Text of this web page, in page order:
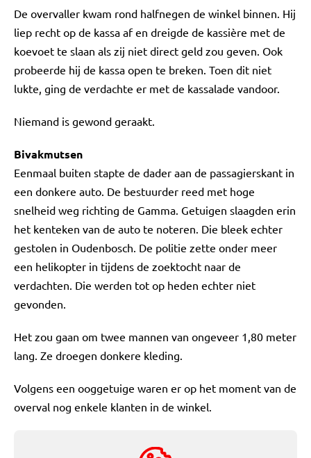
De overvaller kwam rond halfnegen de winkel binnen. Hij
liep recht op de kassa af en dreigde de kassière met de
koevoet te slaan als zij niet direct geld zou geven. Ook
probeerde hij de kassa open te breken. Toen dit niet
lukte, ging de verdachte er met de kassalade vandoor.
Niemand is gewond geraakt.
Bivakmutsen
Eenmaal buiten stapte de dader aan de passagierskant in
een donkere auto. De bestuurder reed met hoge
snelheid weg richting de Gamma. Getuigen slaagden erin
het kenteken van de auto te noteren. Die bleek echter
gestolen in Oudenbosch. De politie zette onder meer
een helikopter in tijdens de zoektocht naar de
verdachten. Die werden tot op heden echter niet
gevonden.
Het zou gaan om twee mannen van ongeveer 1,80 meter
lang. Ze droegen donkere kleding.
Volgens een ooggetuige waren er op het moment van de
overval nog enkele klanten in de winkel.